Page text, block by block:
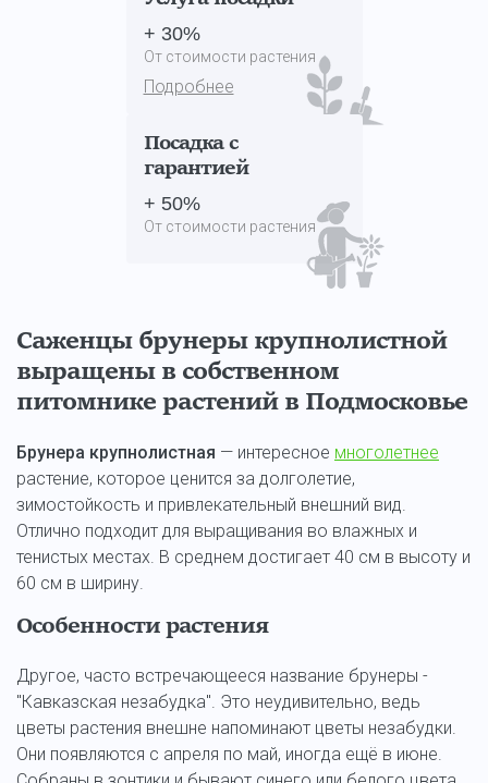
+ 30%
От стоимости растения
Подробнее
Посадка с
гарантией
+ 50%
От стоимости растения
Саженцы брунеры крупнолистной
выращены в собственном
питомнике растений в Подмосковье
Брунера крупнолистная — интересное многолетнее
растение, которое ценится за долголетие,
зимостойкость и привлекательный внешний вид.
Отлично подходит для выращивания во влажных и
тенистых местах. В среднем достигает 40 см в высоту и
60 см в ширину.
Особенности растения
Другое, часто встречающееся название брунеры -
"Кавказская незабудка". Это неудивительно, ведь
цветы растения внешне напоминают цветы незабудки.
Они появляются с апреля по май, иногда ещё в июне.